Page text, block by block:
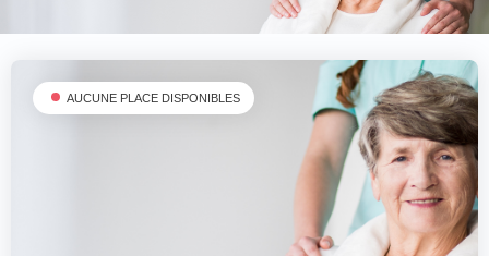
Fermer
Contacter un proche
AUCUNE PLACE DISPONIBLES